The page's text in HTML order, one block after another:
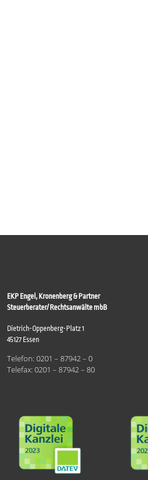
EKP Engel, Kronenberg & Partner
Steuerberater/ Rechtsanwälte mbB
Dietrich-Oppenberg-Platz 1
45127 Essen
Telefon: 0201 – 87942 – 0
Telefax: 0201 – 87942 – 80